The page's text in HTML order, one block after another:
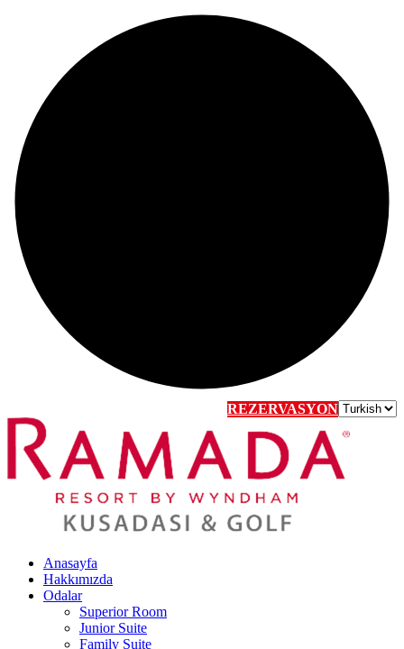
REZERVASYON
Anasayfa
Hakkımızda
Odalar
Superior Room
Junior Suite
Family Suite